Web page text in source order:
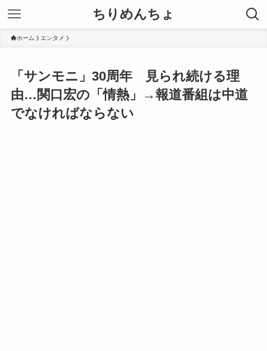
ちりめんちょ
ホーム エンタメ
「サンモニ」30周年 見られ続ける理
由…関口宏の「情熱」→報道番組は中道
でなければならない